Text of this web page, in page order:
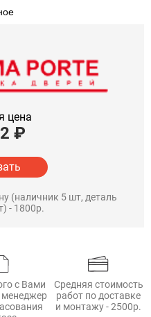
цена
₽
(наличник 5 шт, деталь
- 1800р.
с Вами
менеджер
Средняя стоимость
работ по доставке
и монтажу - 2500р.